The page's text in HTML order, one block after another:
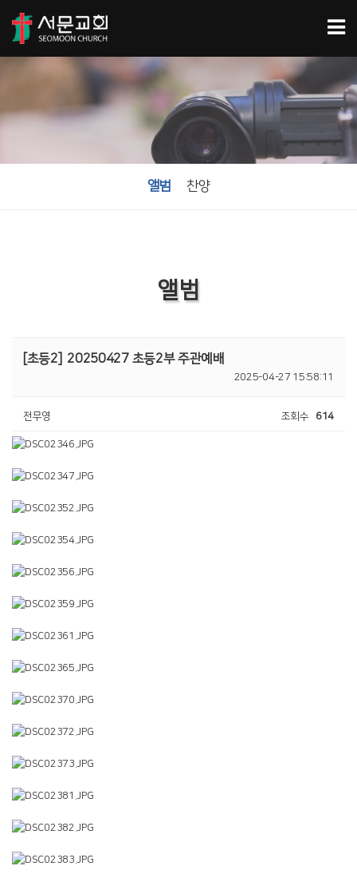
앨범 찬양
앨범
[초등2] 20250427 초등2부 주관예배
2025-04-27 15:58:11
전무영 조회수 614